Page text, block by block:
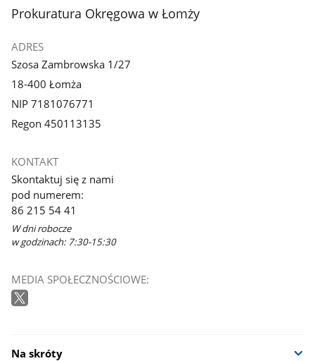
stopka
Prokuratura Okręgowa w Łomży
ADRES
Szosa Zambrowska 1/27
18-400 Łomża
NIP 7181076771
Regon 450113135
KONTAKT
Skontaktuj się z nami
pod numerem:
86 215 54 41
W dni robocze
w godzinach: 7:30-15:30
MEDIA SPOŁECZNOŚCIOWE:
Na skróty